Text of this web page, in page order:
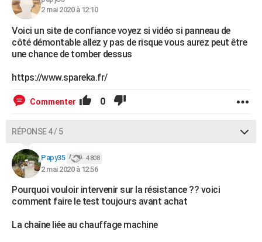
2 mai 2020 à 12:10
Voici un site de confiance voyez si vidéo si panneau de
côté démontable allez y pas de risque vous aurez peut être
une chance de tomber dessus
https://www.spareka.fr/
Commenter 0
RÉPONSE 4 / 5
Papy35 4 808
2 mai 2020 à 12:56
Pourquoi vouloir intervenir sur la résistance ?? voici
comment faire le test toujours avant achat
La chaîne liée au chauffage machine